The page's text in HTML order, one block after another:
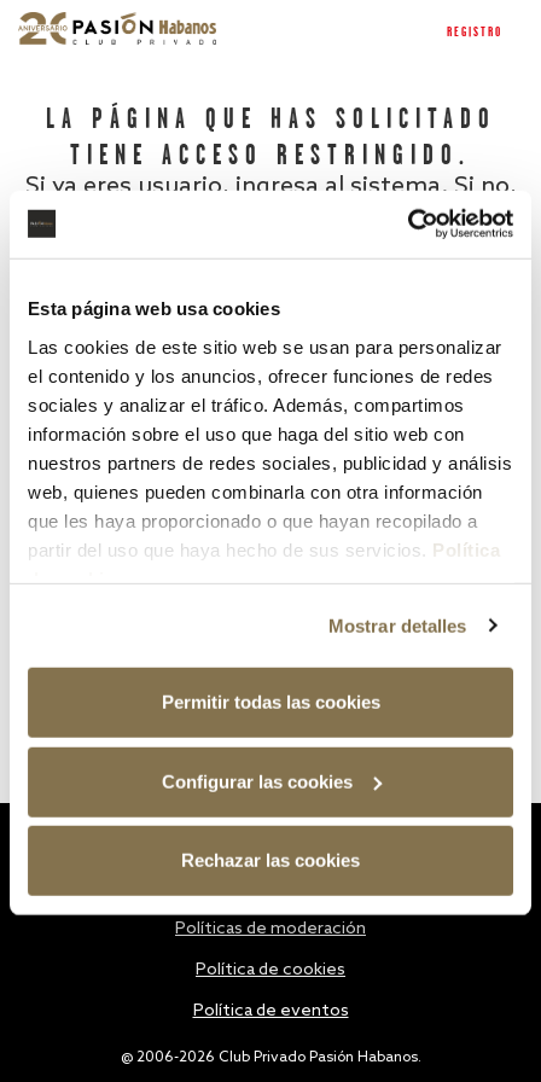
Esta página web usa cookies
Las cookies de este sitio web se usan para personalizar
el contenido y los anuncios, ofrecer funciones de redes
sociales y analizar el tráfico. Además, compartimos
información sobre el uso que haga del sitio web con
nuestros partners de redes sociales, publicidad y análisis
web, quienes pueden combinarla con otra información
que les haya proporcionado o que hayan recopilado a
partir del uso que haya hecho de sus servicios. Política
Mostrar detalles
Permitir todas las cookies
Configurar las cookies
Rechazar las cookies
REGISTRO
LA PÁGINA QUE HAS SOLICITADO
TIENE ACCESO RESTRINGIDO.
Si ya eres usuario, ingresa al sistema. Si no,
¿Has olvidado tu contraseña?
@ 2006-2026 Club Privado Pasión Habanos.
Políticas de moderación
Política de cookies
Política de eventos